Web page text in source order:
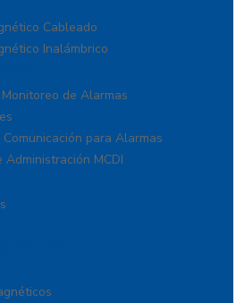
Cableado
Inalámbrico
de Alarmas
para Alarmas
MCDI